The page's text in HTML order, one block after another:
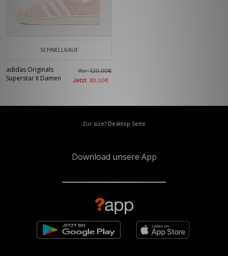
SCHNELLKAUF
adidas Originals
Superstar II Damen
War120,00€
Jetzt 80,00€
Zur size? Desktop Seite
Download unsere App